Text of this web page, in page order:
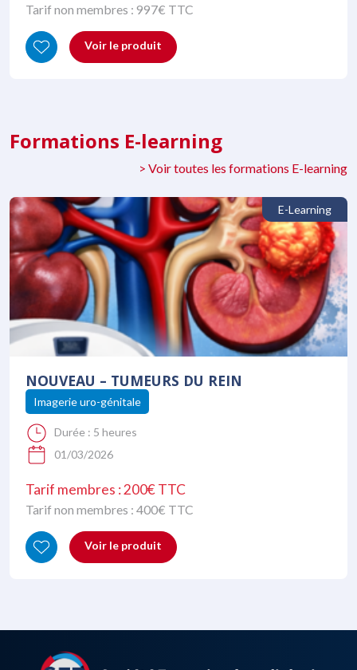
Tarif non membres : 997€ TTC
Voir le produit
Formations E-learning
> Voir toutes les formations E-learning
E-Learning
NOUVEAU – TUMEURS DU REIN
Imagerie uro-génitale
Durée : 5 heures
01/03/2026
Tarif membres : 200€ TTC
Tarif non membres : 400€ TTC
Voir le produit